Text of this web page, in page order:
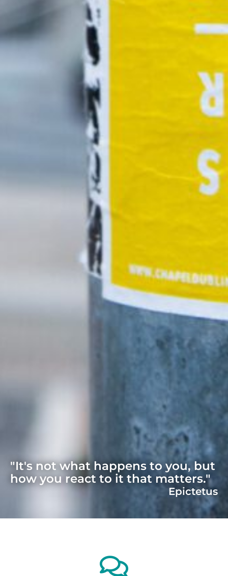
"It's not what happens to you, but
how you react to it that matters."
Epictetus